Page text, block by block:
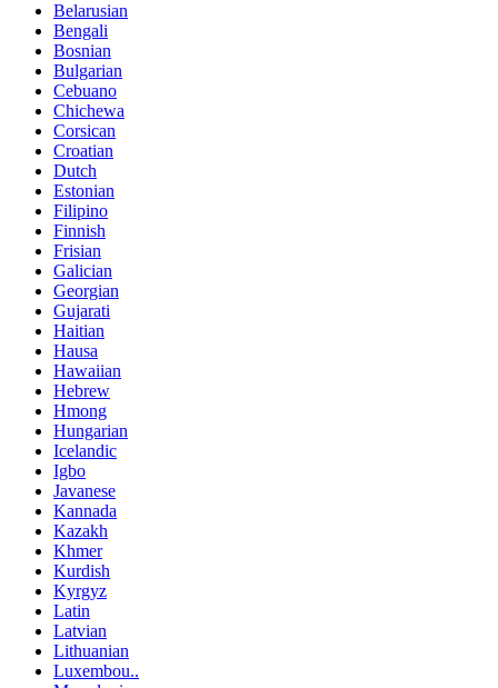
Belarusian
Bengali
Bosnian
Bulgarian
Cebuano
Chichewa
Corsican
Croatian
Dutch
Estonian
Filipino
Finnish
Frisian
Galician
Georgian
Gujarati
Haitian
Hausa
Hawaiian
Hebrew
Hmong
Hungarian
Icelandic
Igbo
Javanese
Kannada
Kazakh
Khmer
Kurdish
Kyrgyz
Latin
Latvian
Lithuanian
Luxembou..